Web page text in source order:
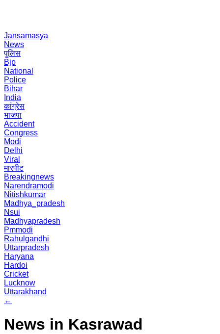
Jansamasya
News
पुलिस
Bjp
National
Police
Bihar
India
कांग्रेस
भाजपा
Accident
Congress
Modi
Delhi
Viral
मारपीट
Breakingnews
Narendramodi
Nitishkumar
Madhya_pradesh
Nsui
Madhyapradesh
Pmmodi
Rahulgandhi
Uttarpradesh
Haryana
Hardoi
Cricket
Lucknow
Uttarakhand
←
News in Kasrawad